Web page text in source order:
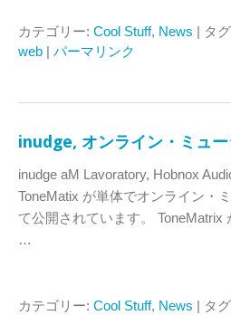
カテゴリー: Cool Stuff, News | タ
web | パーマリンク
inudge, オンライン・ミュ
inudge aM Lavoratory, Hobnox
ToneMatix が単体でオンライン・
て公開されています。 ToneMatrix
…
カテゴリー: Cool Stuff, News | タ